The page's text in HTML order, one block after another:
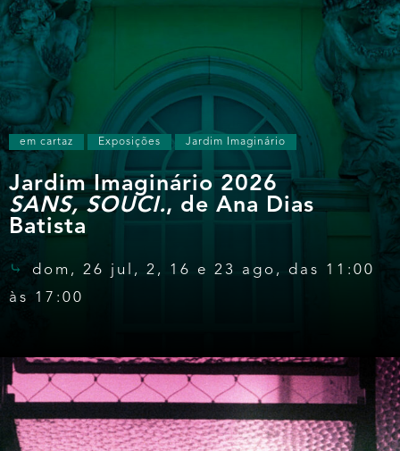
em cartaz Exposições Jardim Imaginário
Jardim Imaginário 2026
SANS, SOUCI., de Ana Dias
Batista
dom, 26 jul, 2, 16 e 23 ago, das 11:00
às 17:00